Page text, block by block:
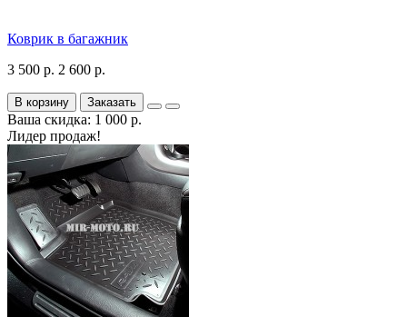
Коврик в багажник
3 500 р. 2 600 р.
В корзину Заказать
Ваша скидка: 1 000 р.
Лидер продаж!